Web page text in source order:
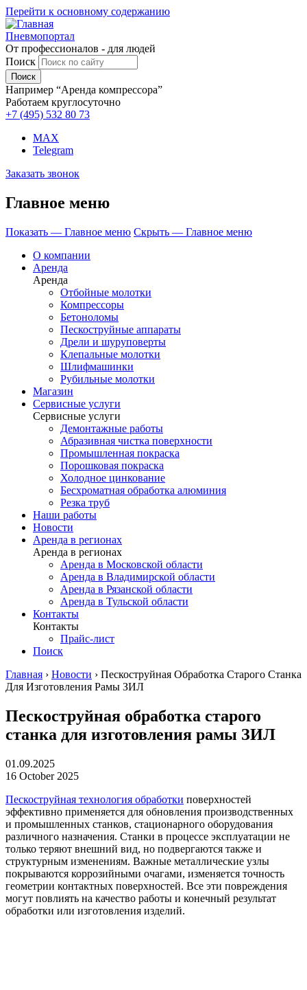
Перейти к основному содержанию
Пневмопортал
От профессионалов - для людей
Поиск
Например “Аренда компрессора”
Работаем круглосуточно
+7 (495) 532 80 73
MAX
Telegram
Заказать звонок
Главное меню
Показать — Главное меню Скрыть — Главное меню
О компании
Аренда
Аренда
Отбойные молотки
Компрессоры
Бетоноломы
Пескоструйные аппараты
Дрели и шуруповерты
Клепальные молотки
Шлифмашинки
Рубильные молотки
Магазин
Сервисные услуги
Сервисные услуги
Демонтажные работы
Абразивная чистка поверхности
Промышленная покраска
Порошковая покраска
Холодное цинкование
Бесхроматная обработка алюминия
Резка труб
Наши работы
Новости
Аренда в регионах
Аренда в регионах
Аренда в Московской области
Аренда в Владимирской области
Аренда в Рязанской области
Аренда в Тульской области
Контакты
Контакты
Прайс-лист
Поиск
Главная › Новости › Пескоструйная Обработка Старого Станка
Для Изготовления Рамы ЗИЛ
Пескоструйная обработка старого
станка для изготовления рамы ЗИЛ
01.09.2025
16 October 2025
Пескоструйная технология обработки поверхностей
эффективно применяется для обновления производственных
и промышленных станков, стационарного оборудования
различного назначения. Станки в процессе эксплуатации не
только теряют внешний вид, но подвергаются также и
структурным изменениям. Важные металлические узлы
покрываются коррозийными очагами, изменяется точность
геометрии контактных поверхностей. Все эти повреждения
могут повлиять на качество работы и конечный результат
обработки или изготовления изделий.